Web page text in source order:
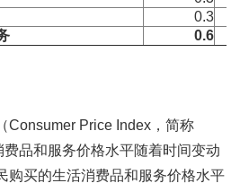
0.3
0.6
Consumer Price Index，简称
品和服务价格水平随着时间变动
购买的生活消费品和服务价格水平